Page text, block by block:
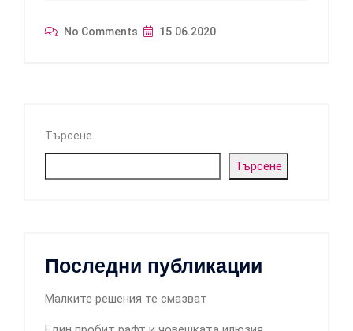
No Comments 15.06.2020
Търсене
Търсене
Последни публикации
Малките решения те смазват